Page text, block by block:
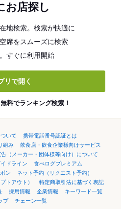
お店探し
地検索。検索が快適に
席をスムーズに検索
すぐに利用開始
リで開く
料でランキング検索！
いて
携帯電話番号認証とは
組み
飲食店・飲食企業様向けサービス
告（メーカー・団体様等向け）について
ドライン
食べログプレミアム
ン
ネット予約（リクエスト予約）
トアウト）
特定商取引法に基づく表記
採用情報 企業情報
キーワード一覧
プ
チェーン一覧